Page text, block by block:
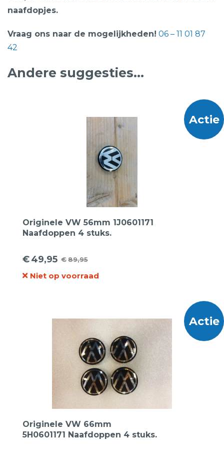
naafdopjes.
Vraag ons naar de mogelijkheden! 06 – 11 01 87
42
Andere suggesties…
Actie
Originele VW 56mm 1J0601171
Naafdoppen 4 stuks.
€89,95
Oorspronkelijke
prijs
€49,95
Huidige
prijs
Niet op voorraad
Actie
Originele VW 66mm
5H0601171 Naafdoppen 4 stuks.